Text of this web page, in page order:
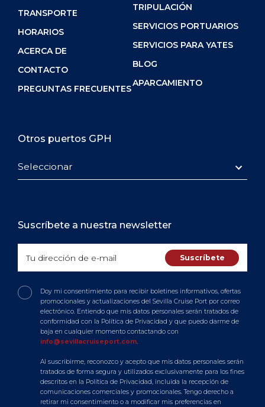
TRANSPORTE
HORARIOS
ACERCA DE
CONTACTO
PREGUNTAS FRECUENTES
TRIPULACIÓN
SERVICIOS PORTUARIOS
SERVICIOS PARA YATES
BLOG
APARCAMIENTO
Otros puertos GPH
Seleccionar
Suscríbete a nuestra newsletter
Doy mi consentimiento para recibir boletines informativos, ofertas
promocionales y actualizaciones del Sevilla Cruise Port por correo
electrónico. Entiendo que mis datos personales serán tratados de
conformidad con la Política de Privacidad y que puedo darme de
baja en cualquier momento contactando con
info@sevillacruiseport.com.
Al suscribirme, reconozco y acepto que mis datos personales serán
tratados de forma segura y utilizados exclusivamente para los fines
descritos en la Política de Privacidad, incluida la recepción de
comunicaciones comerciales y promocionales. Tengo derecho a
retirar mi consentimiento o a modificar mis preferencias en